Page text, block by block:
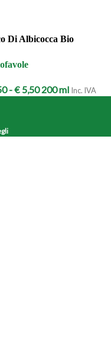
Di Albicocca Bio
-€5,50 200 ml Inc. IVA